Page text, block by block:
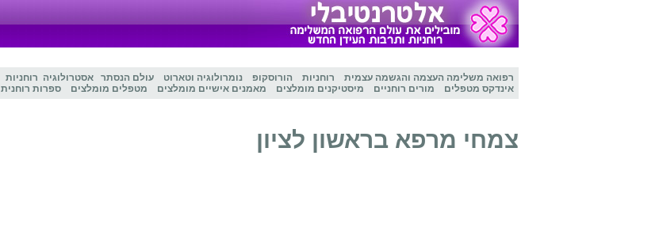
רפואה משלימה העצמה והגשמה עצמית רוחניות הורוסקופ נומרולוגיה וטארוט עולם הנסתר אסטרולוגיה רוחניות
אינדקס מטפלים
מורים רוחניים מיסטיקנים מומלצים מאמנים אישיים מומלצים מטפלים מומלצים ספרות רוחנית
צמחי מרפא בראשון לציון